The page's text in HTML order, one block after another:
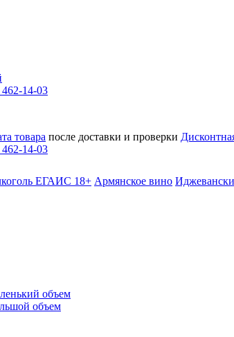
14-03
товара после доставки и проверки
14-03
ЕГАИС 18+ Армянское вино
объем
объем